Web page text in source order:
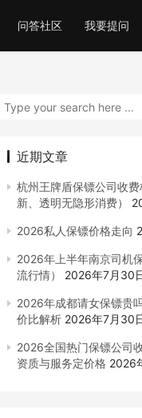
问答社区 我要提问
近期文章
杭州王牌盾保镖公司收
新、透明无隐形消费）
2026私人保镖价格走向
2026年上半年南京司机
流行情）
2026年7月30
2026年成都请女保镖贵
价比解析 2026年7月30
2026全国热门保镖公司
资质与服务定价格 2026